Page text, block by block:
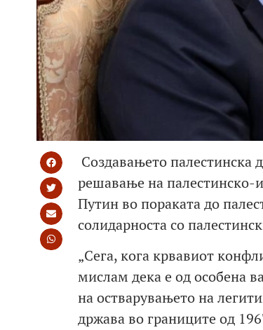
Создавањето палестинска
решавање на палестинско-
Путин во пораката до
солидарноста со
„Сега, кога крвавиот
мислам дека е од особена
на остварувањето на
држава во границите од